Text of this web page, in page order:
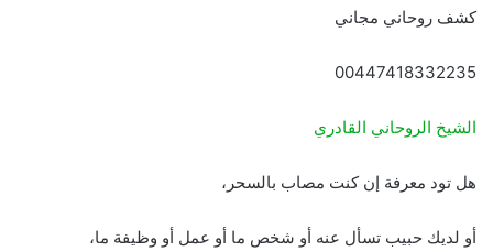
كشف روحاني مجاني
00447418332235
الشيخ الروحاني القادري
هل تود معرفة إن كنت مصاب بالسحر،
أو لديك حبيب تسأل عنه أو شخص ما أو عمل أو وظيفة ما،